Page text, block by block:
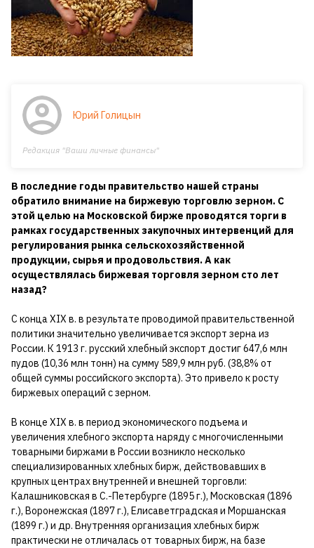
Юрий Голицын
Редакция "Ваши личные финансы"
В последние годы правительство нашей страны
обратило внимание на биржевую торговлю зерном. С
этой целью на Московской бирже проводятся торги в
рамках государственных закупочных интервенций для
регулирования рынка сельскохозяйственной
продукции, сырья и продовольствия. А как
осуществлялась биржевая торговля зерном сто лет
назад?
С конца XIX в. в результате проводимой правительственной
политики значительно увеличивается экспорт зерна из
России. К 1913 г. русский хлебный экспорт достиг 647,6 млн
пудов (10,36 млн тонн) на сумму 589,9 млн руб. (38,8% от
общей суммы российского экспорта). Это привело к росту
биржевых операций с зерном.
В конце XIX в. в период экономического подъема и
увеличения хлебного экспорта наряду с многочисленными
товарными биржами в России возникло несколько
специализированных хлебных бирж, действовавших в
крупных центрах внутренней и внешней торговли:
Калашниковская в С.-Петербурге (1895 г.), Московская (1896
г.), Воронежская (1897 г.), Елисаветградская и Моршанская
(1899 г.) и др. Внутренняя организация хлебных бирж
практически не отличалась от товарных бирж, на базе